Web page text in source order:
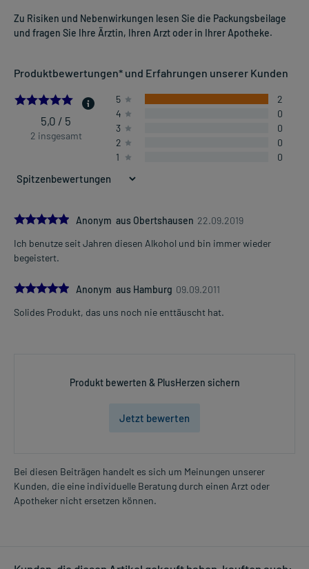
Zu Risiken und Nebenwirkungen lesen Sie die Packungsbeilage
und fragen Sie Ihre Ärztin, Ihren Arzt oder in Ihrer Apotheke.
Produktbewertungen* und Erfahrungen unserer Kunden
5.0
5,0 / 5
2 insgesamt
5
2
4
0
3
0
2
0
1
0
5.0Anonym aus Obertshausen 22.09.2019
Ich benutze seit Jahren diesen Alkohol und bin immer wieder
begeistert.
5.0Anonym aus Hamburg 09.09.2011
Solides Produkt, das uns noch nie enttäuscht hat.
Produkt bewerten & PlusHerzen sichern
Jetzt bewerten
Bei diesen Beiträgen handelt es sich um Meinungen unserer
Kunden, die eine individuelle Beratung durch einen Arzt oder
Apotheker nicht ersetzen können.